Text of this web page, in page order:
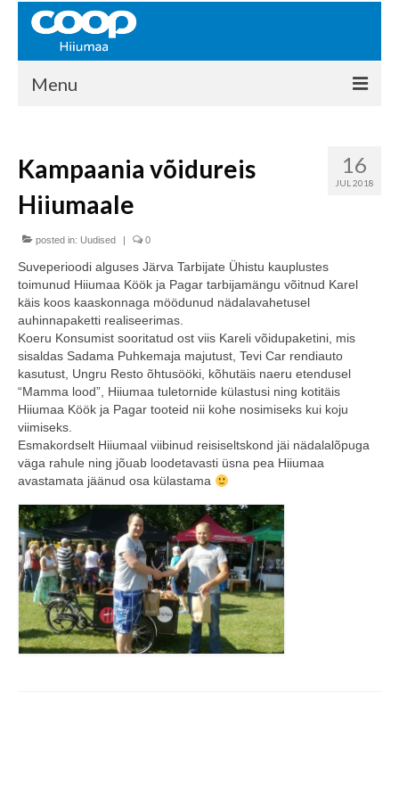
Menu
Kontakt
Liikmed
Ajalugu
KAUPLUSED
EHITUSKESKUS
KAUBAMAJA
KAMPAANIAD
COOP KLIENDIKAART
KINKEKAART
HIIUMAA KÖÖK JA PAGAR
MEIE PANUS
16
JUL 2018
Kampaania võidureis
Hiiumaale
posted in: Uudised | 0
Suveperioodi alguses Järva Tarbijate Ühistu kauplustes
toimunud Hiiumaa Köök ja Pagar tarbijamängu võitnud Karel
käis koos kaaskonnaga möödunud nädalavahetusel
auhinnapaketti realiseerimas.
Koeru Konsumist sooritatud ost viis Kareli võidupaketini, mis
sisaldas Sadama Puhkemaja majutust, Tevi Car rendiauto
kasutust, Ungru Resto õhtusööki, kõhutäis naeru etendusel
“Mamma lood”, Hiiumaa tuletornide külastusi ning kotitäis
Hiiumaa Köök ja Pagar tooteid nii kohe nosimiseks kui koju
viimiseks.
Esmakordselt Hiiumaal viibinud reisiseltskond jäi nädalalõpuga
väga rahule ning jõuab loodetavasti üsna pea Hiiumaa
avastamata jäänud osa külastama